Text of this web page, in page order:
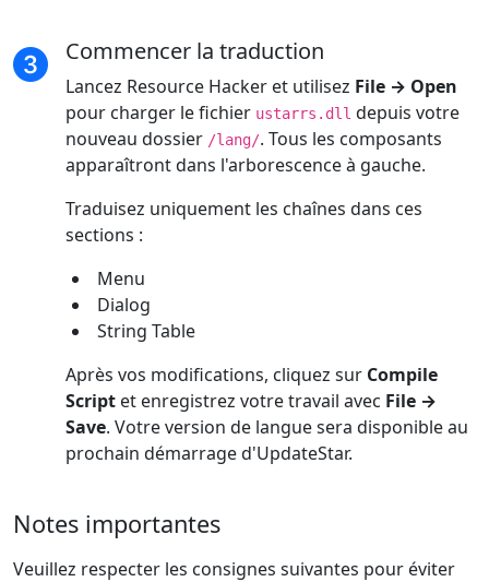
Commencer la traduction
Lancez Resource Hacker et utilisez File → Open
pour charger le fichier ustarrs.dll depuis votre
nouveau dossier /lang/. Tous les composants
apparaîtront dans l'arborescence à gauche.
Traduisez uniquement les chaînes dans ces
sections :
Menu
Dialog
String Table
Après vos modifications, cliquez sur Compile
Script et enregistrez votre travail avec File →
Save. Votre version de langue sera disponible au
prochain démarrage d'UpdateStar.
Notes importantes
Veuillez respecter les consignes suivantes pour éviter